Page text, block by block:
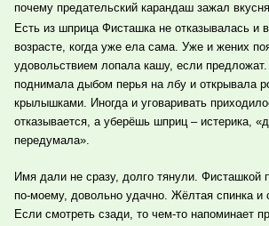
почему предательский карандаш зажал
Есть из шприца Фисташка не отказывалась и
возрасте, когда уже ела сама. Уже и жених
удовольствием лопала кашу, если
поднимала дыбом перья на лбу и открывала
крылышками. Иногда и уговаривать
отказывается, а уберёшь шприц – истерика,
передумала».
Имя дали не сразу, долго тянули. Фисташкой
по-моему, довольно удачно. Жёлтая спинка
Если смотреть сзади, то чем-то напоминает